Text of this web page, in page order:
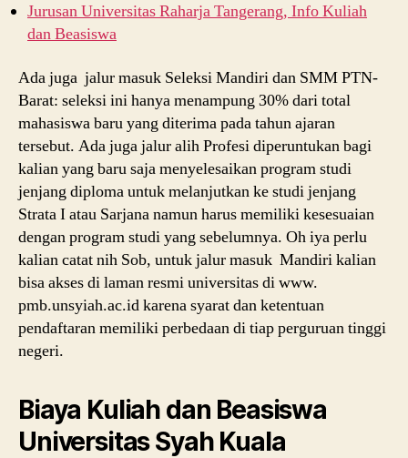
Jurusan Universitas Raharja Tangerang, Info Kuliah
dan Beasiswa
Ada juga jalur masuk Seleksi Mandiri dan SMM PTN-
Barat: seleksi ini hanya menampung 30% dari total
mahasiswa baru yang diterima pada tahun ajaran
tersebut. Ada juga jalur alih Profesi diperuntukan bagi
kalian yang baru saja menyelesaikan program studi
jenjang diploma untuk melanjutkan ke studi jenjang
Strata I atau Sarjana namun harus memiliki kesesuaian
dengan program studi yang sebelumnya. Oh iya perlu
kalian catat nih Sob, untuk jalur masuk Mandiri kalian
bisa akses di laman resmi universitas di www.
pmb.unsyiah.ac.id karena syarat dan ketentuan
pendaftaran memiliki perbedaan di tiap perguruan tinggi
negeri.
Biaya Kuliah dan Beasiswa
Universitas Syah Kuala